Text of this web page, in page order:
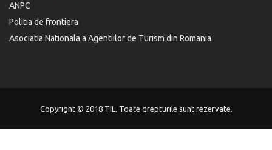
ANPC
Politia de frontiera
Asociatia Nationala a Agentiilor de Turism din Romania
Copyright © 2018 TIL. Toate drepturile sunt rezervate.